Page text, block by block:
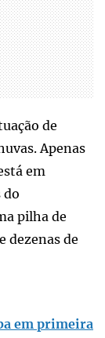
de
Apenas
em
do
pilha de
dezenas de
em primeira